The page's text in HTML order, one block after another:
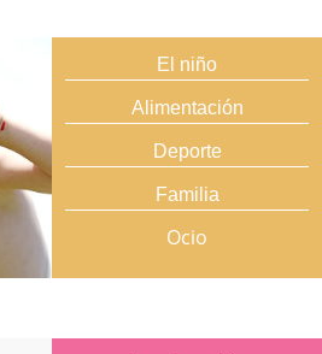
El niño
Alimentación
Deporte
Familia
Ocio